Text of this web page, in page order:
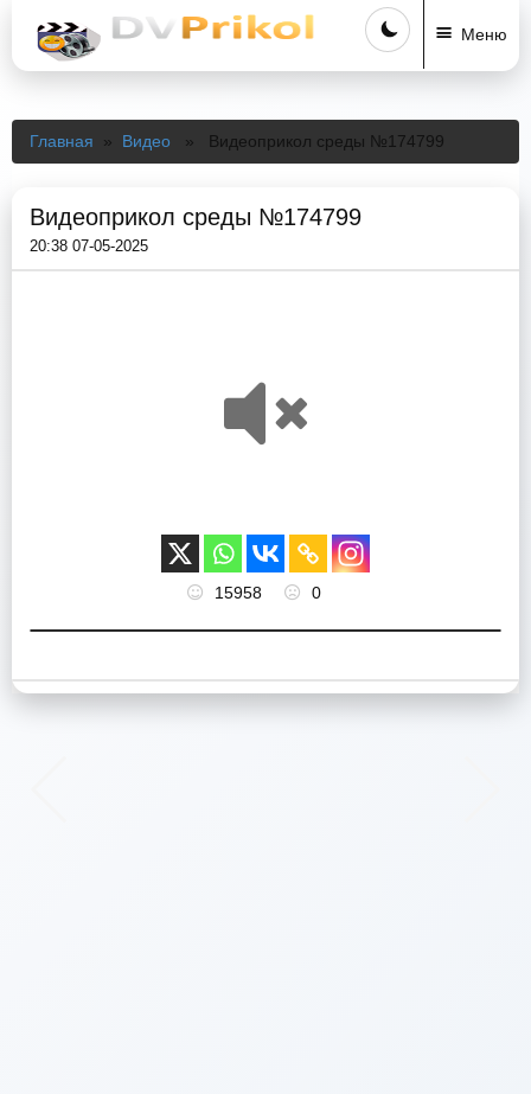
Меню
Главная » Видео » Видеоприкол среды №174799
Видеоприкол среды №174799
20:38 07-05-2025
15958 0